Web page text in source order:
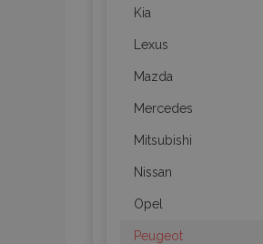
Kia
Lexus
Mazda
Mercedes
Mitsubishi
Nissan
Opel
Peugeot